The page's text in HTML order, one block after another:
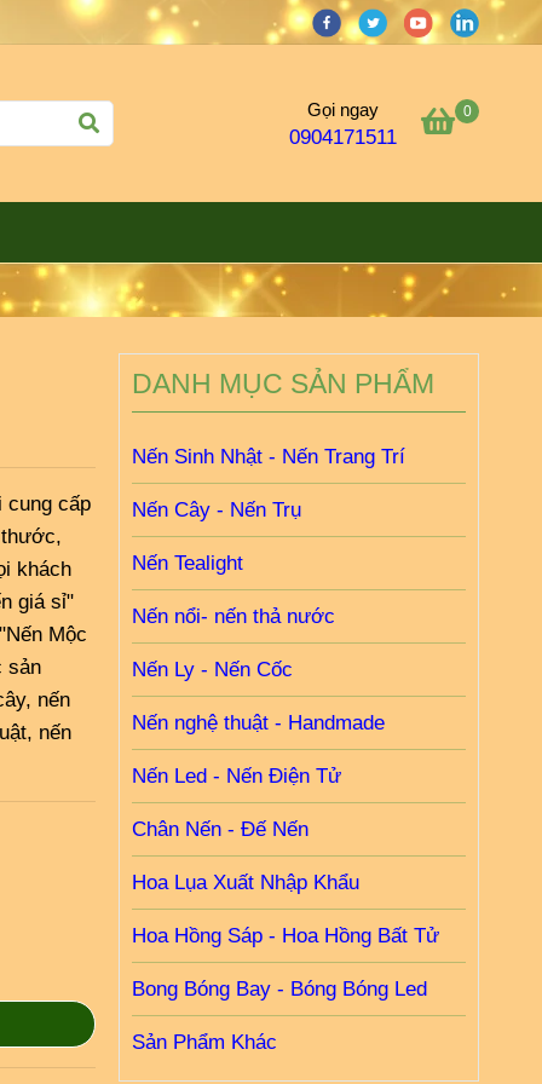
Gọi ngay
0904171511
0
cung cấp
khách
giá sỉ"
Mộc
sản
nến
nến
DANH MỤC SẢN PHẨM
Nến Sinh Nhật - Nến Trang Trí
Nến Cây - Nến Trụ
Nến Tealight
Nến nổi- nến thả nước
Nến Ly - Nến Cốc
Nến nghệ thuật - Handmade
Nến Led - Nến Điện Tử
Chân Nến - Đế Nến
Hoa Lụa Xuất Nhập Khẩu
Hoa Hồng Sáp - Hoa Hồng Bất Tử
Bong Bóng Bay - Bóng Bóng Led
Sản Phẩm Khác